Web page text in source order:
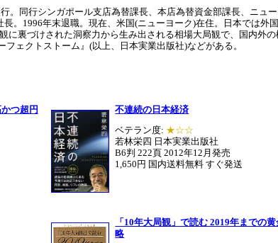
。同行シンガポール支店為替課長、本店為替資金部課長、ニュ
。1996年末退職。現在、米国(ニューヨーク)在住。日本では外
に裏づけされた洞察力から生み出される相場大局観で、国内外
ェクトストーム』(以上、日本実業出版社)などがある。
つ超円
不連続の日本経済
ベテラン度: ★☆☆
若林栄四 日本実業出版社
B6判 222頁 2012年12月発売
1,650円 国内送料無料 すぐ発送
「10年大局観」で読む 2019年までの
略